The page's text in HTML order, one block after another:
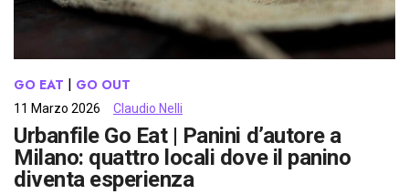
GO EAT GO OUT
11 Marzo 2026 Claudio Nelli
Urbanfile Go Eat | Panini d’autore a
Milano: quattro locali dove il panino
diventa esperienza